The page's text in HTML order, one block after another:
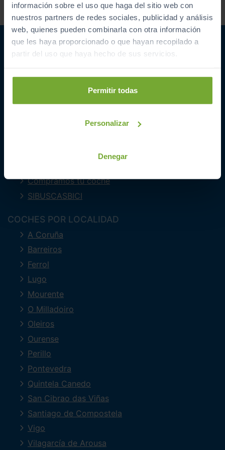
información sobre el uso que haga del sitio web con
nuestros partners de redes sociales, publicidad y análisis
web, quienes pueden combinarla con otra información
que les haya proporcionado o que hayan recopilado a
partir del uso que haya hecho de sus servicios.
Permitir todas
Personalizar
Denegar
promociones de Automóviles
PROVOS S.L.
ENLACES INTERESANTES
Coches de segunda mano
Compramos tu coche
SIBUSCASBICI
COCHES POR LOCALIDAD
A Coruña
Barreiros
Ferrol
Lugo
Mourente
O Milladoiro
Oleiros
Ourense
Perillo
Pontevedra
Quintela Canedo
San Cibrao das Viñas
Santiago de Compostela
Vigo
Vilagarcía de Arousa